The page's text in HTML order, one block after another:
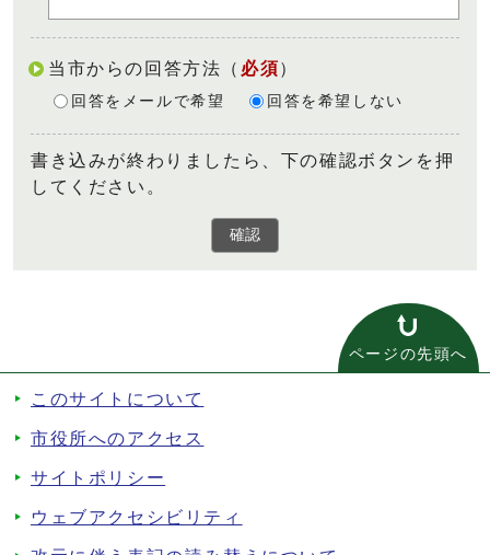
当市からの回答方法 （ 必須）
回答をメールで希望 回答を希望しない
書き込みが終わりましたら、下の確認ボタンを押
してください。
確認
ページの先頭へ
このサイトについて
市役所へのアクセス
サイトポリシー
ウェブアクセシビリティ